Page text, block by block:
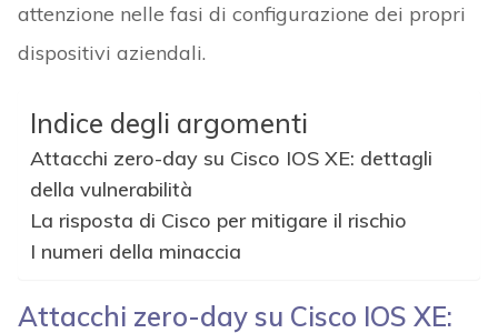
attenzione nelle fasi di configurazione dei propri
dispositivi aziendali.
Indice degli argomenti
Attacchi zero-day su Cisco IOS XE: dettagli
della vulnerabilità
La risposta di Cisco per mitigare il rischio
I numeri della minaccia
Attacchi zero-day su Cisco IOS XE: